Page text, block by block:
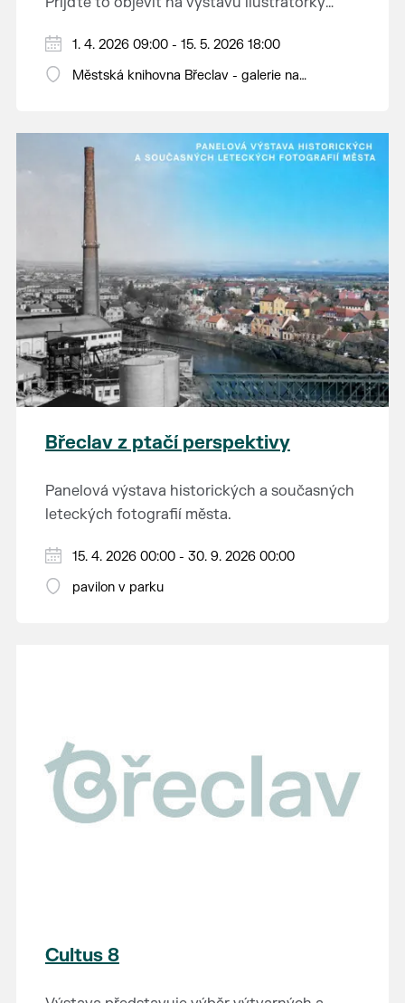
se na naši zemi dívá s nadhledem, fantazií i
jemným humorem. Výstava je určena dětem i
nám samotným nabízí a co je v ní dobrého.
Otevírací doba knihovny: pondělí až pátek od
9 do 12 a od 13 do 18 hodin.
1. 4. 2026 09:00 - 15. 5. 2026 18:00
Městská knihovna Břeclav - galerie na
Břeclav z ptačí perspektivy
Panelová výstava historických a současných
leteckých fotografií města.
15. 4. 2026 00:00 - 30. 9. 2026 00:00
pavilon v parku
Cultus 8